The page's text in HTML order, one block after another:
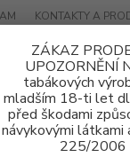
ZÁKAZ
UPOZORNĚNÍ
tabákových
mladším 18-ti let
před škodami
návykovými látkami
225/2006
KONTAKTY A
Náplně e-liquid